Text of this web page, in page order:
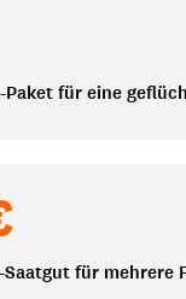
Paket für eine
Saatgut für mehrere